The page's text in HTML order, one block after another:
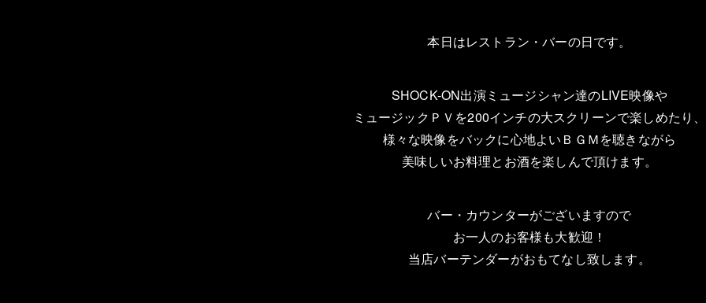
本日はレストラン・バーの日です。
SHOCK-ON出演ミュージシャン達のLIVE映像や
ミュージックＰＶを200インチの大スクリーンで楽しめたり、
様々な映像をバックに心地よいＢＧＭを聴きながら
美味しいお料理とお酒を楽しんで頂けます。
バー・カウンターがございますので
お一人のお客様も大歓迎！
当店バーテンダーがおもてなし致します。